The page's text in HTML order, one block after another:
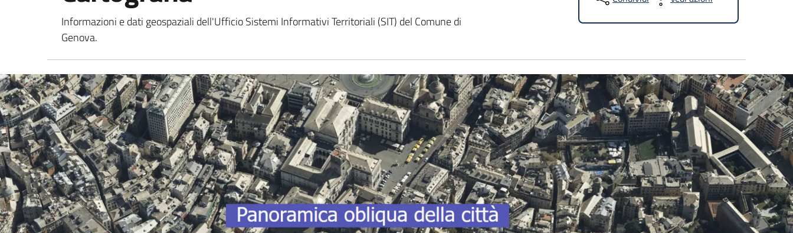
Informazioni e dati geospaziali dell'Ufficio Sistemi Informativi Territoriali (SIT) del Comune di
Genova.